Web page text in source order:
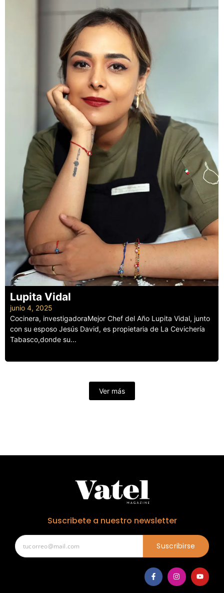
Lupita Vidal
junio 4, 2025
Cocinera, investigadoraMejor Chef del Año Lupita Vidal, junto
con su esposo Jesús David, es propietaria de La Cevichería
Tabasco,donde su...
Ver más
Suscribete a nuestro newsletter
Suscribirse